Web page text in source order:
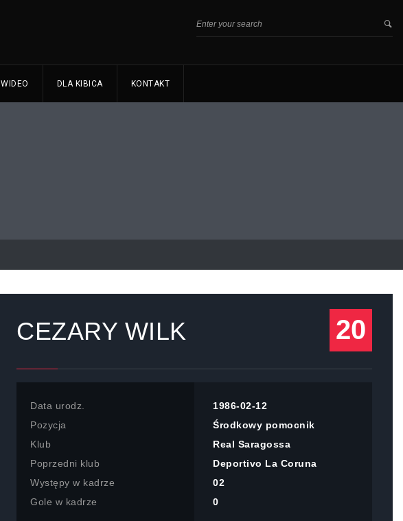
WIDEO DLA KIBICA KONTAKT
CEZARY WILK 20
Data urodz.
Pozycja
Klub
Poprzedni klub
Występy w kadrze
Gole w kadrze
1986-02-12
Środkowy pomocnik
Real Saragossa
Deportivo La Coruna
02
0